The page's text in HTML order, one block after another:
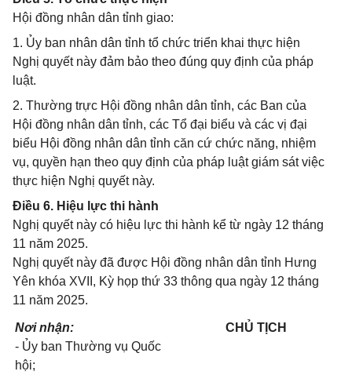
Hội đồng nhân dân tỉnh giao:
1. Ủy ban nhân dân tỉnh tổ chức triển khai thực hiện
Nghị quyết này đảm bảo theo đúng quy định của pháp
luật.
2. Thường trực Hội đồng nhân dân tỉnh, các Ban của
Hội đồng nhân dân tỉnh, các Tổ đại biểu và các vị đại
biểu Hội đồng nhân dân tỉnh căn cứ chức năng, nhiệm
vụ, quyền hạn theo quy định của pháp luật giám sát việc
thực hiện Nghị quyết này.
Điều 6. Hiệu lực thi hành
Nghị quyết này có hiệu lực thi hành kể từ ngày 12 tháng
11 năm 2025.
Nghị quyết này đã được Hội đồng nhân dân tỉnh Hưng
Yên khóa XVII, Kỳ họp thứ 33 thông qua ngày 12 tháng
11 năm 2025.
Nơi nhận:
- Ủy ban Thường vụ Quốc
hội;
CHỦ TỊCH